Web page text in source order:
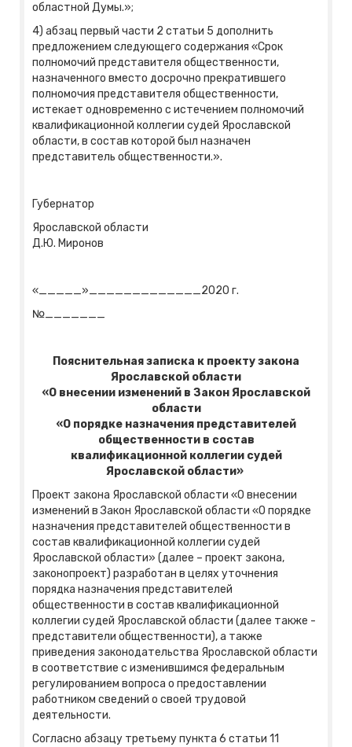
областной Думы.»;
4) абзац первый части 2 статьи 5 дополнить
предложением следующего содержания «Срок
полномочий представителя общественности,
назначенного вместо досрочно прекратившего
полномочия представителя общественности,
истекает одновременно с истечением полномочий
квалификационной коллегии судей Ярославской
области, в состав которой был назначен
представитель общественности.».
Губернатор
Ярославской области
Д.Ю. Миронов
«_____»_____________2020 г.
№_______
Пояснительная записка к проекту закона
Ярославской области
«О внесении изменений в Закон Ярославской
области
«О порядке назначения представителей
общественности в состав
квалификационной коллегии судей
Ярославской области»
Проект закона Ярославской области «О внесении
изменений в Закон Ярославской области «О порядке
назначения представителей общественности в
состав квалификационной коллегии судей
Ярославской области» (далее – проект закона,
законопроект) разработан в целях уточнения
порядка назначения представителей
общественности в состав квалификационной
коллегии судей Ярославской области (далее также -
представители общественности), а также
приведения законодательства Ярославской области
в соответствие с изменившимся федеральным
регулированием вопроса о предоставлении
работником сведений о своей трудовой
деятельности.
Согласно абзацу третьему пункта 6 статьи 11